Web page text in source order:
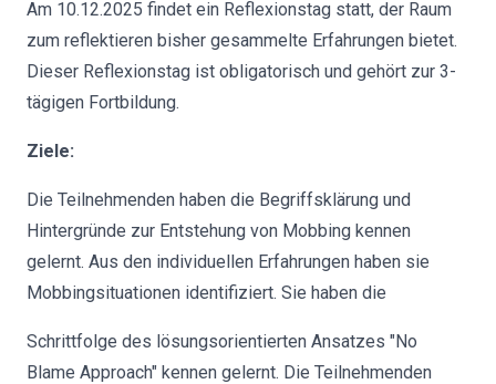
Am 10.12.2025 findet ein Reflexionstag statt, der Raum
zum reflektieren bisher gesammelte Erfahrungen bietet.
Dieser Reflexionstag ist obligatorisch und gehört zur 3-
tägigen Fortbildung.
Ziele:
Die Teilnehmenden haben die Begriffsklärung und
Hintergründe zur Entstehung von Mobbing kennen
gelernt. Aus den individuellen Erfahrungen haben sie
Mobbingsituationen identifiziert. Sie haben die
Schrittfolge des lösungsorientierten Ansatzes "No
Blame Approach" kennen gelernt. Die Teilnehmenden